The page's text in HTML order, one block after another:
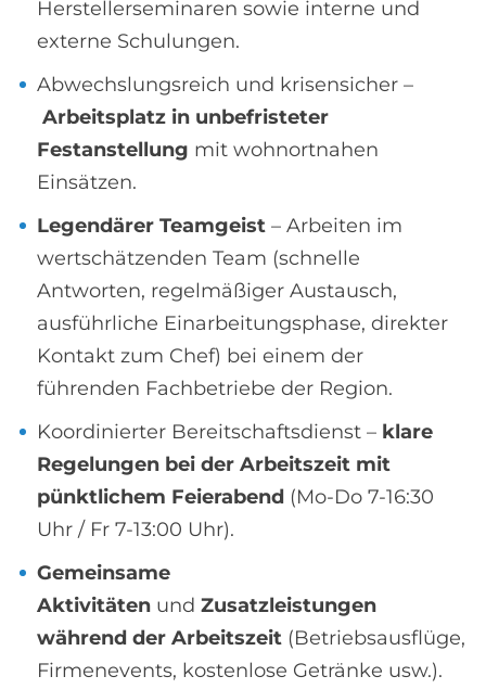
Herstellerseminaren sowie interne und
externe Schulungen.
Abwechslungsreich und krisensicher –
Arbeitsplatz in unbefristeter
Festanstellung mit wohnortnahen
Einsätzen.
Legendärer Teamgeist – Arbeiten im
wertschätzenden Team (schnelle
Antworten, regelmäßiger Austausch,
ausführliche Einarbeitungsphase, direkter
Kontakt zum Chef) bei einem der
führenden Fachbetriebe der Region.
Koordinierter Bereitschaftsdienst – klare
Regelungen bei der Arbeitszeit mit
pünktlichem Feierabend (Mo-Do 7-16:30
Uhr / Fr 7-13:00 Uhr).
Gemeinsame
Aktivitäten und Zusatzleistungen
während der Arbeitszeit (Betriebsausflüge,
Firmenevents, kostenlose Getränke usw.).